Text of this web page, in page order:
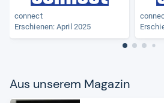
connect
Erschienen: April 2025
Aus unse­rem Maga­zin